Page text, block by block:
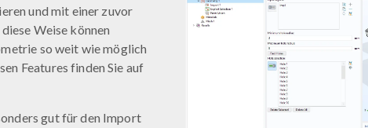
und mit einer zuvor
Weise können
so weit wie möglich
Features finden Sie auf
gut für den Import